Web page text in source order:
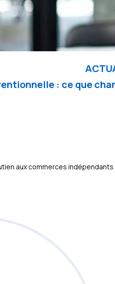
: ce que
aux commerces indépendants